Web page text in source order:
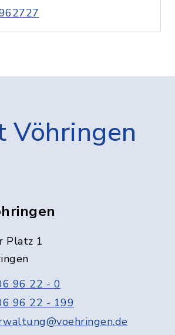
Vöhringen
Platz 1
96 22 - 0
96 22 - 199